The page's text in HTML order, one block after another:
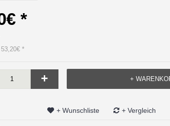
*
*
+ +
+ Wunschliste + Vergleich